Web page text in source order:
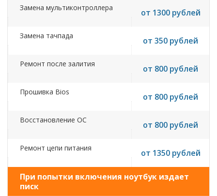
Замена мультиконтроллера от 1300 рублей
Замена тачпада от 350 рублей
Ремонт после залития от 800 рублей
Прошивка Bios от 800 рублей
Восстановление ОС от 800 рублей
Ремонт цепи питания от 1350 рублей
При попытки включения ноутбук издает
писк